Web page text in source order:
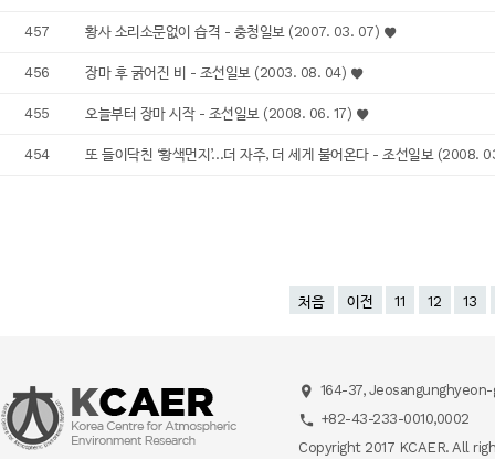
457 황사 소리소문없이 습격 - 충청일보 (2007. 03. 07)
456 장마 후 굵어진 비 - 조선일보 (2003. 08. 04)
455 오늘부터 장마 시작 - 조선일보 (2008. 06. 17)
454 또 들이닥친 ‘황색먼지’…더 자주, 더 세게 불어온다 - 조선일보 (2008.
처음 이전 11 12 13
164-37,
+82-43-233-0010,0002
Copyright 2017 KCAER. All